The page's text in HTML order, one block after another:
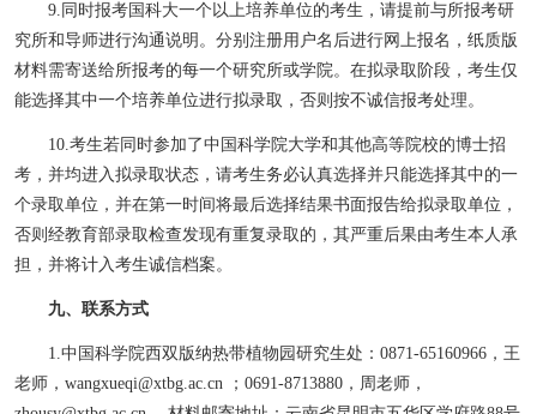
9. 同时报考国科大一个以上培养单位的考生，请提前与所报考研
究所和导师进行沟通说明。分别注册用户名后进行网上报名，纸质版
材料需寄送给所报考的每一个研究所或学院。在拟录取阶段，考生仅
能选择其中一个培养单位进行拟录取，否则按不诚信报考处理。
10.考生若同时参加了中国科学院大学和其他高等院校的博士招
考，并均进入拟录取状态，请考生务必认真选择并只能选择其中的一
个录取单位，并在第一时间将最后选择结果书面报告给拟录取单位，
否则经教育部录取检查发现有重复录取的，其严重后果由考生本人承
担，并将计入考生诚信档案。
九、 联系方式
1.中国科学院西双版纳热带植物园研究生处 ：0871-65160966，王
老师，wangxueqi@xtbg.ac.cn ；0691-8713880，周老师，